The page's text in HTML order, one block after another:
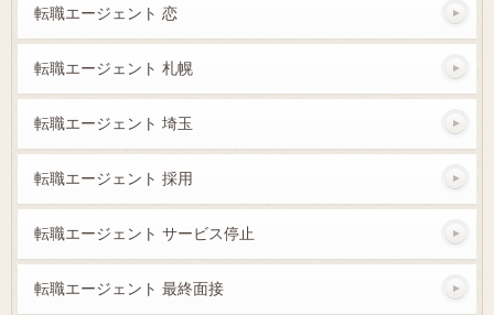
転職エージェント 恋
転職エージェント 札幌
転職エージェント 埼玉
転職エージェント 採用
転職エージェント サービス停止
転職エージェント 最終面接